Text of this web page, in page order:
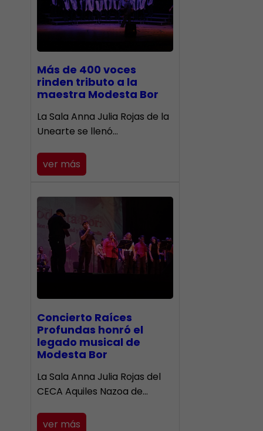
Más de 400 voces
rinden tributo a la
maestra Modesta Bor
​La Sala Anna Julia Rojas de la
Unearte se llenó…
ver más
​Concierto Raíces
Profundas honró el
legado musical de
Modesta Bor
La Sala Anna Julia Rojas del
CECA Aquiles Nazoa de…
ver más